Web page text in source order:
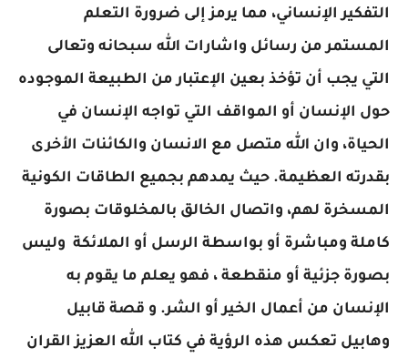
التفكير الإنساني، مما يرمز إلى ضرورة التعلم
المستمر من رسائل واشارات الله سبحانه وتعالى
التي يجب أن تؤخذ بعين الإعتبار من الطبيعة الموجوده
حول الإنسان أو المواقف التي تواجه الإنسان في
الحياة، وان الله متصل مع الانسان والكائنات الأخرى
بقدرته العظيمة. حيث يمدهم بجميع الطاقات الكونية
المسخرة لهم، واتصال الخالق بالمخلوقات بصورة
كاملة ومباشرة أو بواسطة الرسل أو الملائكة وليس
بصورة جزئية أو منقطعة ، فهو يعلم ما يقوم به
الإنسان من أعمال الخير أو الشر. و قصة قابيل
وهابيل تعكس هذه الرؤية في كتاب الله العزيز القران